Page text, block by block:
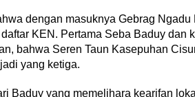
dengan masuknya Gebrag
KEN. Pertama Seba Baduy dan
bahwa Seren Taun Kasepuhan
yang ketiga.
Baduy yang memelihara kearifan